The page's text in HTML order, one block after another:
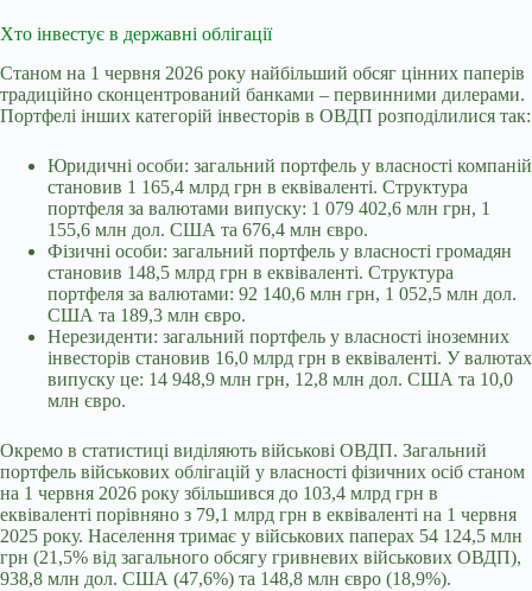
Хто інвестує в державні облігації
Станом на 1 червня 2026 року найбільший обсяг цінних паперів
традиційно сконцентрований банками – первинними дилерами.
Портфелі інших категорій інвесторів в ОВДП розподілилися так:
Юридичні особи: загальний портфель у власності компаній
становив 1 165,4 млрд грн в еквіваленті. Структура
портфеля за валютами випуску: 1 079 402,6 млн грн, 1
155,6 млн дол. США та 676,4 млн євро.
Фізичні особи: загальний портфель у власності громадян
становив 148,5 млрд грн в еквіваленті. Структура
портфеля за валютами: 92 140,6 млн грн, 1 052,5 млн дол.
США та 189,3 млн євро.
Нерезиденти: загальний портфель у власності іноземних
інвесторів становив 16,0 млрд грн в еквіваленті. У валютах
випуску це: 14 948,9 млн грн, 12,8 млн дол. США та 10,0
млн євро.
Окремо в статистиці виділяють військові ОВДП. Загальний
портфель військових облігацій у власності фізичних осіб станом
на 1 червня 2026 року збільшився до 103,4 млрд грн в
еквіваленті порівняно з 79,1 млрд грн в еквіваленті на 1 червня
2025 року. Населення тримає у військових паперах 54 124,5 млн
грн (21,5% від загального обсягу гривневих військових ОВДП),
938,8 млн дол. США (47,6%) та 148,8 млн євро (18,9%).